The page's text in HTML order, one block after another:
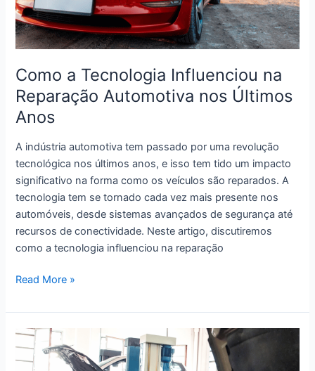
Como a Tecnologia Influenciou na
Reparação Automotiva nos Últimos
Anos
A indústria automotiva tem passado por uma revolução
tecnológica nos últimos anos, e isso tem tido um impacto
significativo na forma como os veículos são reparados. A
tecnologia tem se tornado cada vez mais presente nos
automóveis, desde sistemas avançados de segurança até
recursos de conectividade. Neste artigo, discutiremos
como a tecnologia influenciou na reparação
Como
Tecnologia
Influenciou
na
Reparação
Read More »